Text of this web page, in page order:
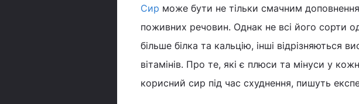
Сир може бути не тільки смачним
поживних речовин. Однак не всі його сорти
більше білка та кальцію, інші відрізняються
вітамінів. Про те, які є плюси та мінуси у
корисний сир під час схуднення, пишуть